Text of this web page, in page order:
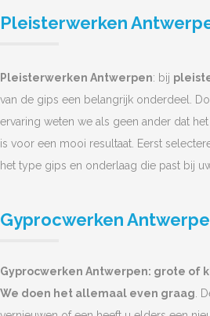
Pleisterwerken
Pleisterwerken Antwerpen: bij
van de gips een belangrijk onderdeel.
ervaring weten we als geen ander dat
is voor een mooi resultaat. Eerst
het type gips en onderlaag die past bij
Gyprocwerken
Gyprocwerken Antwerpen: grote of
We doen het allemaal even graag.